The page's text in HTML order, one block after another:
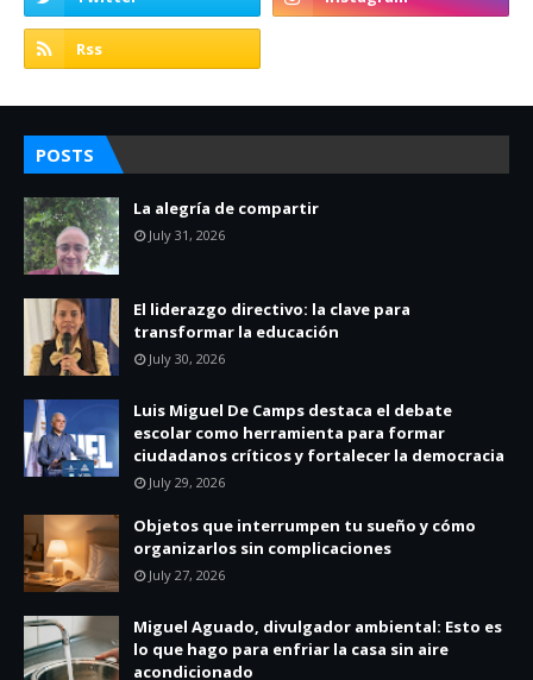
POSTS
La alegría de compartir
July 31, 2026
El liderazgo directivo: la clave para
transformar la educación
July 30, 2026
Luis Miguel De Camps destaca el debate
escolar como herramienta para formar
ciudadanos críticos y fortalecer la democracia
July 29, 2026
Objetos que interrumpen tu sueño y cómo
organizarlos sin complicaciones
July 27, 2026
Miguel Aguado, divulgador ambiental: Esto es
lo que hago para enfriar la casa sin aire
acondicionado